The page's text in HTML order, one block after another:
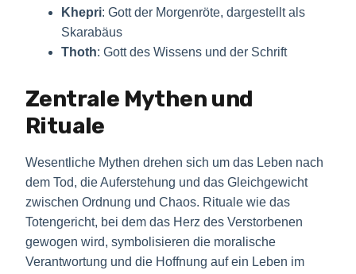
Khepri: Gott der Morgenröte, dargestellt als
Skarabäus
Thoth: Gott des Wissens und der Schrift
Zentrale Mythen und
Rituale
Wesentliche Mythen drehen sich um das Leben nach
dem Tod, die Auferstehung und das Gleichgewicht
zwischen Ordnung und Chaos. Rituale wie das
Totengericht, bei dem das Herz des Verstorbenen
gewogen wird, symbolisieren die moralische
Verantwortung und die Hoffnung auf ein Leben im